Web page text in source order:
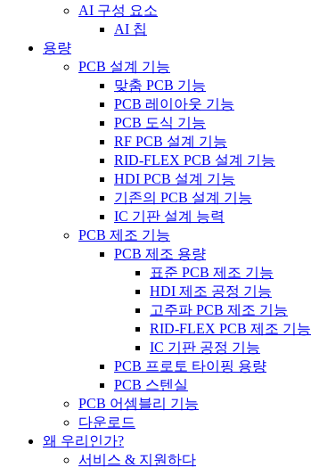
AI 구성 요소
AI 칩
용량
PCB 설계 기능
맞춤 PCB 기능
PCB 레이아웃 기능
PCB 도식 기능
RF PCB 설계 기능
RID-FLEX PCB 설계 기능
HDI PCB 설계 기능
기존의 PCB 설계 기능
IC 기판 설계 능력
PCB 제조 기능
PCB 제조 용량
표준 PCB 제조 기능
HDI 제조 공정 기능
고주파 PCB 제조 기능
RID-FLEX PCB 제조 기능
IC 기판 공정 기능
PCB 프로토 타이핑 용량
PCB 스텐실
PCB 어셈블리 기능
다운로드
왜 우리인가?
서비스 & 지원하다